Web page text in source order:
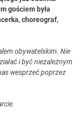
gościem była
choreograf,
obywatelskim. Nie
i być niezależnym
wesprzeć poprzez